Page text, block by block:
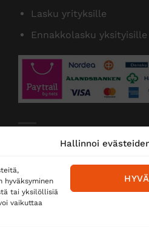
Hallinnoi
tai yksilöllisiä
vaikuttaa
Lasku yrityksille
Ennakkolasku yksityisille
Toimitustavat
Matkahuolto
Postnord